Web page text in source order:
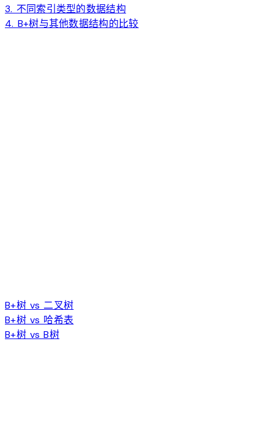
3. 不同索引类型的数据结构
4. B+树与其他数据结构的比较
B+树 vs 二叉树
B+树 vs 哈希表
B+树 vs B树